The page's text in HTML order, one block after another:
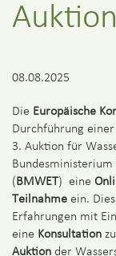
Auktion
08.08.2025
Die Europäische
Durchführung einer
3. Auktion für
(BMWET) eine
Teilnahme ein.
Erfahrungen mit
eine Konsultation
Auktion der